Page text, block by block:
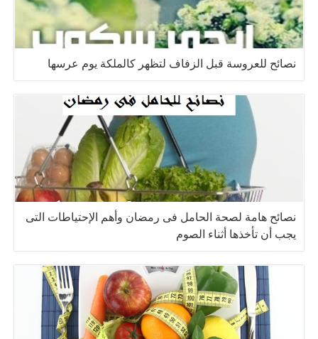
نصائح للعروسة قبل الزفاف لتظهر كالملكة يوم عرسها
نصائح هامة لصحة الحامل فى رمضان وأهم الإحتياطات التى
يجب أن تأخذها أثناء الصوم